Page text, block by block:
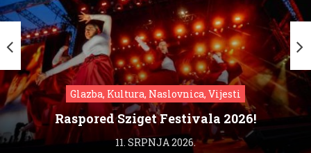
Glazba, Kultura, Naslovnica, Vijesti
Raspored Sziget Festivala 2026!
11. SRPNJA 2026.